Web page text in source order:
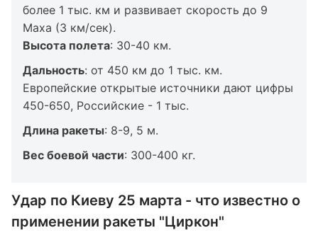
более 1 тыс. км и развивает скорость до 9
Маха (3 км/сек).
Высота полета: 30-40 км.
Дальность: от 450 км до 1 тыс. км.
Европейские открытые источники дают цифры
450-650, Российские - 1 тыс.
Длина ракеты: 8-9, 5 м.
Вес боевой части: 300-400 кг.
Удар по Киеву 25 марта - что известно о
применении ракеты "Циркон"